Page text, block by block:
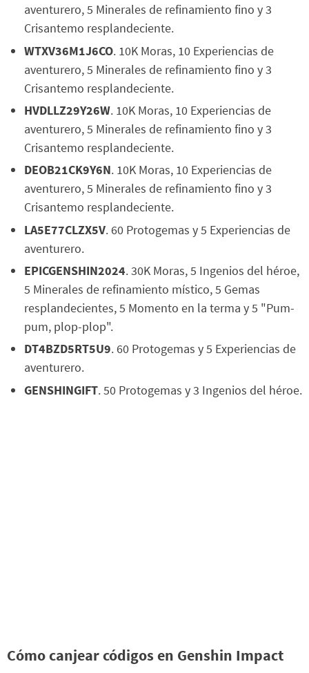
aventurero, 5 Minerales de refinamiento fino y 3
Crisantemo resplandeciente.
WTXV36M1J6CO. 10K Moras, 10 Experiencias de
aventurero, 5 Minerales de refinamiento fino y 3
Crisantemo resplandeciente.
HVDLLZ29Y26W. 10K Moras, 10 Experiencias de
aventurero, 5 Minerales de refinamiento fino y 3
Crisantemo resplandeciente.
DEOB21CK9Y6N. 10K Moras, 10 Experiencias de
aventurero, 5 Minerales de refinamiento fino y 3
Crisantemo resplandeciente.
LA5E77CLZX5V. 60 Protogemas y 5 Experiencias de
aventurero.
EPICGENSHIN2024. 30K Moras, 5 Ingenios del héroe,
5 Minerales de refinamiento místico, 5 Gemas
resplandecientes, 5 Momento en la terma y 5 "Pum-
pum, plop-plop".
DT4BZD5RT5U9. 60 Protogemas y 5 Experiencias de
aventurero.
GENSHINGIFT. 50 Protogemas y 3 Ingenios del héroe.
Cómo canjear códigos en Genshin Impact